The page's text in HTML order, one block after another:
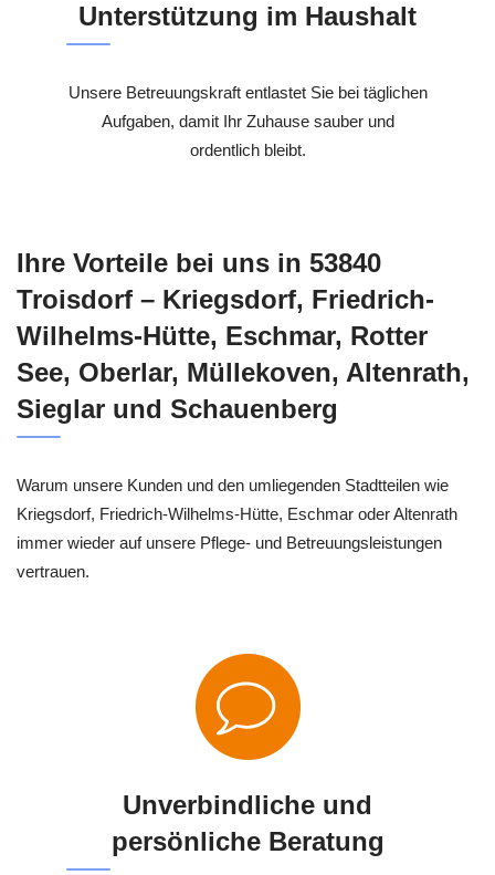
Unterstützung im Haushalt
Unsere Betreuungskraft entlastet Sie bei täglichen
Aufgaben, damit Ihr Zuhause sauber und
ordentlich bleibt.
Ihre Vorteile bei uns in 53840
Troisdorf – Kriegsdorf, Friedrich-
Wilhelms-Hütte, Eschmar, Rotter
See, Oberlar, Müllekoven, Altenrath,
Sieglar und Schauenberg
Warum unsere Kunden und den umliegenden Stadtteilen wie
Kriegsdorf, Friedrich-Wilhelms-Hütte, Eschmar oder Altenrath
immer wieder auf unsere Pflege- und Betreuungsleistungen
vertrauen.
Unverbindliche und
persönliche Beratung